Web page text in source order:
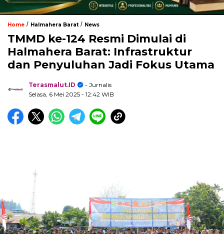
Home / Halmahera Barat/ News
TMMD ke-124 Resmi Dimulai di
Halmahera Barat: Infrastruktur
dan Penyuluhan Jadi Fokus Utama
Terasmalut.ID
- Jurnalis
Selasa, 6 Mei 2025 - 12:42 WIB